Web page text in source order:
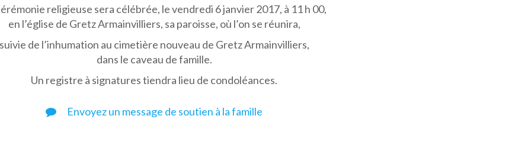
religieuse sera célébrée, le vendredi 6 janvier 2017, à 11 h 00,
en l’église de Gretz Armainvilliers, sa paroisse, où l’on se réunira,
de l’inhumation au cimetière nouveau de Gretz Armainvilliers,
dans le caveau de famille.
Un registre à signatures tiendra lieu de condoléances.
Envoyez un message de soutien à la famille